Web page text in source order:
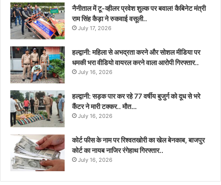
नैनीताल में टू-व्हीलर प्रवेश शुल्क पर बवाल! कैबिनेट मंत्री
राम सिंह कैड़ा ने रुकवाई वसूली..
July 17, 2026
हल्द्वानी: महिला से अभद्रता करने और सोशल मीडिया पर
धमकी भरा वीडियो वायरल करने वाला आरोपी गिरफ्तार..
July 16, 2026
हल्द्वानी: सड़क पार कर रहे 77 वर्षीय बुजुर्ग को दूध से भरे
कैंटर ने मारी टक्कर.. मौत…
July 16, 2026
कोर्ट फीस के नाम पर रिश्वतखोरी का खेल बेनकाब, बाजपुर
कोर्ट का नायब नाजिर रंगेहाथ गिरफ्तार..
July 16, 2026